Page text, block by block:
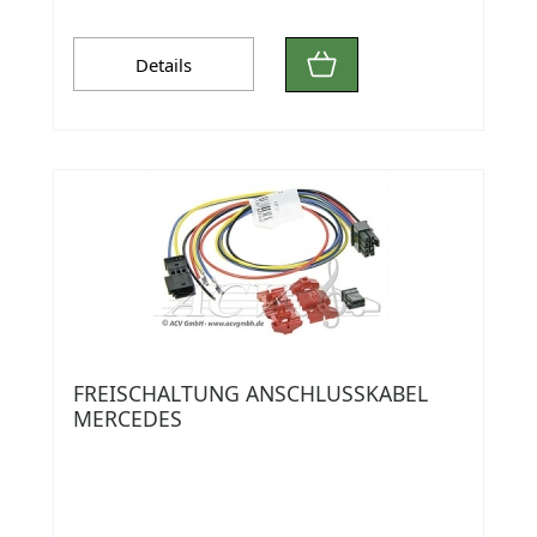
Details
FREISCHALTUNG ANSCHLUSSKABEL
MERCEDES